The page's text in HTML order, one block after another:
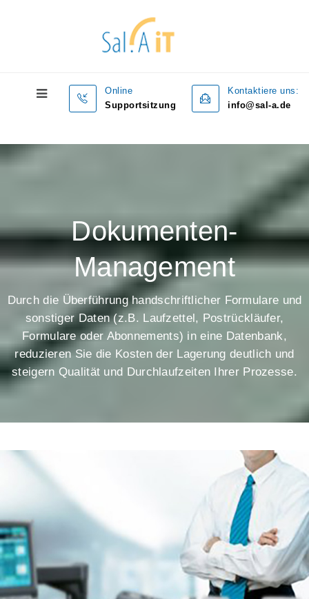
Online
Supportsitzung
Kontaktiere uns:
info@sal-a.de
Dokumenten-
Management
Durch die Überführung handschriftlicher Formulare und
sonstiger Daten (z.B. Laufzettel, Postrückläufer,
Formulare oder Abonnements) in eine Datenbank,
reduzieren Sie die Kosten der Lagerung deutlich und
steigern Qualität und Durchlaufzeiten Ihrer Prozesse.